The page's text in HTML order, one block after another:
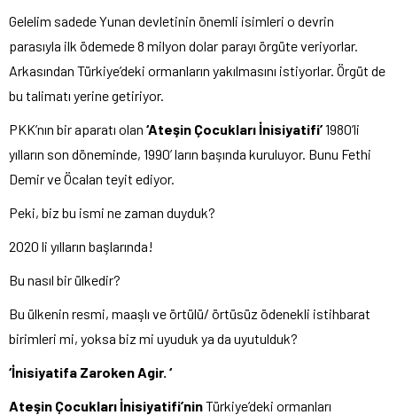
Gelelim sadede Yunan devletinin önemli isimleri o devrin
parasıyla ilk ödemede 8 milyon dolar parayı örgüte veriyorlar.
Arkasından Türkiye’deki ormanların yakılmasını istiyorlar. Örgüt de
bu talimatı yerine getiriyor.
PKK’nın bir aparatı olan ‘Ateşin Çocukları İnisiyatifi’1980’li
yılların son döneminde, 1990’ ların başında kuruluyor. Bunu Fethi
Demir ve Öcalan teyit ediyor.
Peki, biz bu ismi ne zaman duyduk?
2020 li yılların başlarında!
Bu nasıl bir ülkedir?
Bu ülkenin resmi, maaşlı ve örtülü/ örtüsüz ödenekli istihbarat
birimleri mi, yoksa biz mi uyuduk ya da uyutulduk?
‘İnisiyatifa Zaroken Agir. ‘
Ateşin Çocukları İnisiyatifi’ninTürkiye’deki ormanları